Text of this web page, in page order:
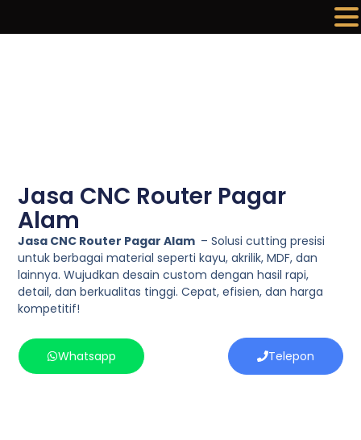
Jasa CNC Router Pagar
Alam
Jasa CNC Router Pagar Alam – Solusi cutting presisi
untuk berbagai material seperti kayu, akrilik, MDF, dan
lainnya. Wujudkan desain custom dengan hasil rapi,
detail, dan berkualitas tinggi. Cepat, efisien, dan harga
kompetitif!
Whatsapp Telepon